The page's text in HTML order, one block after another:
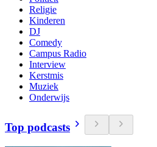
Religie
Kinderen
DJ
Comedy
Campus Radio
Interview
Kerstmis
Muziek
Onderwijs
Top podcasts